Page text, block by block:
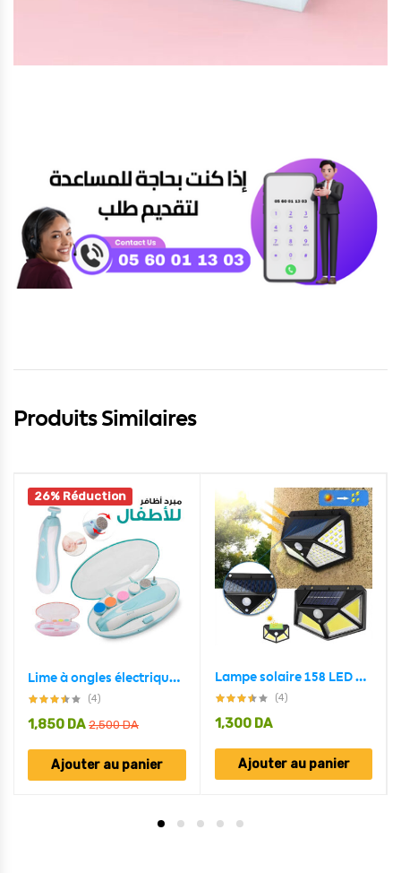
Produits Similaires
26% Réduction
Lime à ongles électrique pour bébé
(4)
2,500DA
1,850 DA
Ajouter au panier
Lampe solaire 158 LED détecteur de mouvement imperméable 3 modes
(4)
1,300 DA
Ajouter au panier